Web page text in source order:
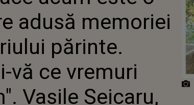
PROPRIULUI PĂRINTE.
UITAȚI-VĂ CE VREMURI
TRĂIM". VASILE
DURE LA ADRESA LUI
ANDREI PĂUNESCU,
FIUL CELEBRULUI
POET ADRIAN
PĂUNESCU,
FONDATORUL
adusă memoriei
părinte.
vă ce vremuri
Vasile Șeicaru,